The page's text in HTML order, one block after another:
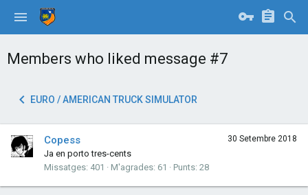
Members who liked message #7
EURO / AMERICAN TRUCK SIMULATOR
30 Setembre 2018
Copess
Ja en porto tres-cents
Missatges 401 M'agrades 61 Punts 28